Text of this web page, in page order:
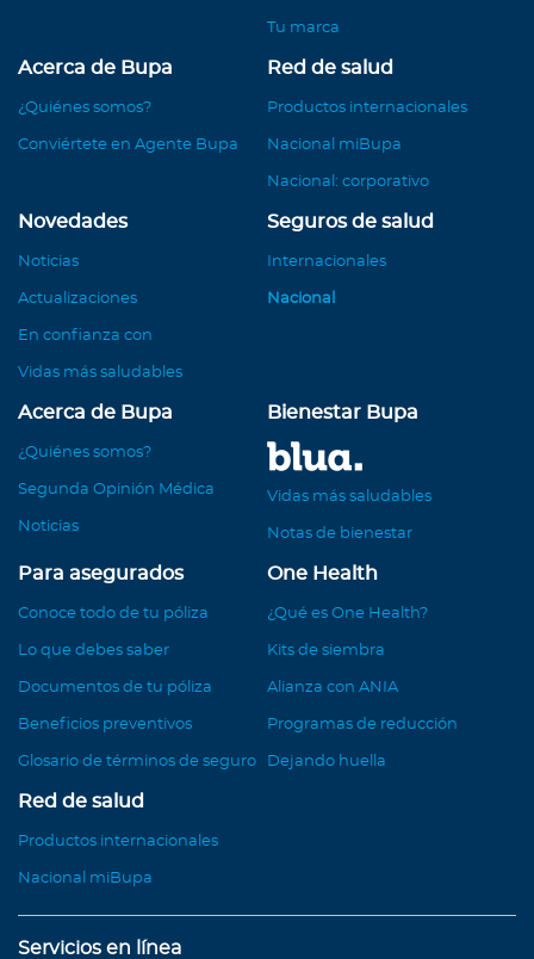
Tu marca
Acerca de Bupa
¿Quiénes somos?
Conviértete en Agente Bupa
Red de salud
Productos internacionales
Nacional miBupa
Nacional: corporativo
Novedades
Noticias
Actualizaciones
En confianza con
Vidas más saludables
Seguros de salud
Internacionales
Nacional
Acerca de Bupa
¿Quiénes somos?
Segunda Opinión Médica
Noticias
Bienestar Bupa
Vidas más saludables
Notas de bienestar
Para asegurados
Conoce todo de tu póliza
Lo que debes saber
Documentos de tu póliza
Beneficios preventivos
Glosario de términos de seguro
One Health
¿Qué es One Health?
Kits de siembra
Alianza con ANIA
Programas de reducción
Dejando huella
Red de salud
Productos internacionales
Nacional miBupa
Servicios en línea